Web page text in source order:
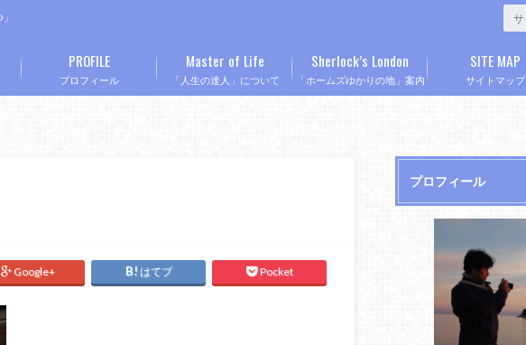
プロフィール
PROFILE
「人生の達人」について
Master of Life
「ホームズゆかりの地」案内
Sherlock’s London
サイトマップ
SITE MAP
Google+ はてブ Pocket
プロフィール